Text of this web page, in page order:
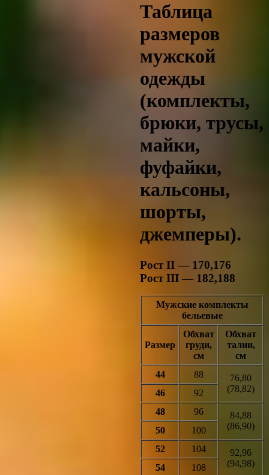
Таблица
размеров
мужской
одежды
(комплекты,
брюки, трусы,
майки,
фуфайки,
кальсоны,
шорты,
джемперы).
Рост II — 170,176
Рост III — 182,188
Мужские комплекты
бельевые
Размер
Обхват
груди,
см
Обхват
талии,
см
44
88
76,80
(78,82)
46
92
48
96
84,88
(86,90)
50
100
52
104
92,96
(94,98)
54
108